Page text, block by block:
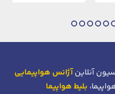
آنلاینآژانس هواپیمایی
بلیط هواپیما